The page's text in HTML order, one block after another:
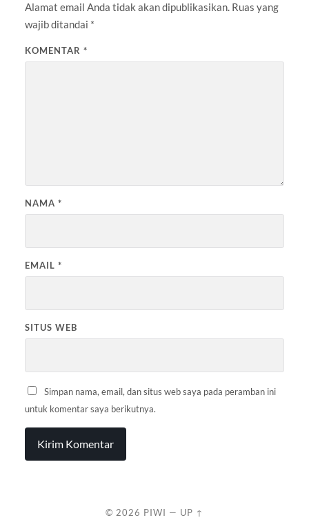
Alamat email Anda tidak akan dipublikasikan. Ruas yang
wajib ditandai *
KOMENTAR *
NAMA *
EMAIL *
SITUS WEB
Simpan nama, email, dan situs web saya pada peramban ini
untuk komentar saya berikutnya.
© 2026 PIWI — UP ↑